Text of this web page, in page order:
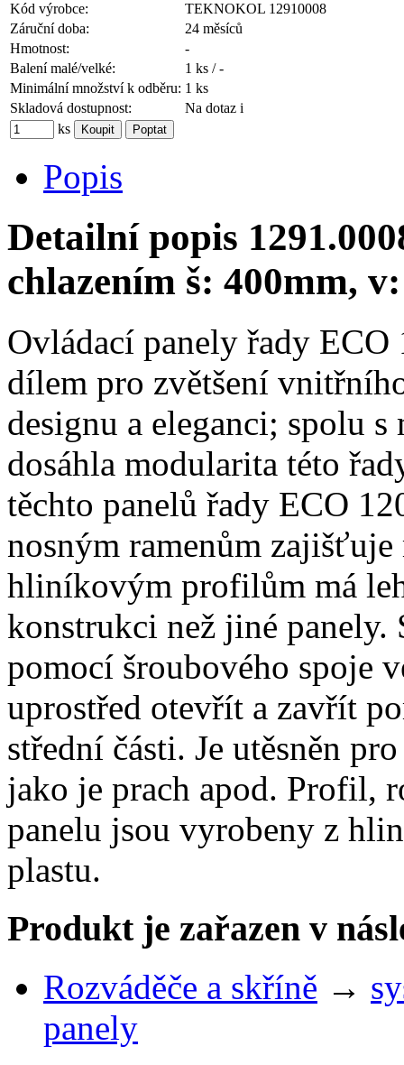
Kód výrobce:
TEKNOKOL 12910008
Záruční doba:
24 měsíců
Hmotnost:
-
Balení malé/velké:
1 ks / -
Minimální množství k odběru: 1 ks
Skladová dostupnost:
Na dotaz i
ks
Popis
Detailní popis
chlazením š: 400mm,
Ovládací panely řady
dílem pro zvětšení
designu a eleganci; spolu
dosáhla modularita této
těchto panelů řady ECO
nosným ramenům
hliníkovým profilům má
konstrukci než jiné panely.
pomocí šroubového spoje
uprostřed otevřít a zavřít
střední části. Je utěsněn
jako je prach apod. Profil,
panelu jsou vyrobeny z
plastu.
Produkt je zařazen v
Rozváděče a skříně →
panely